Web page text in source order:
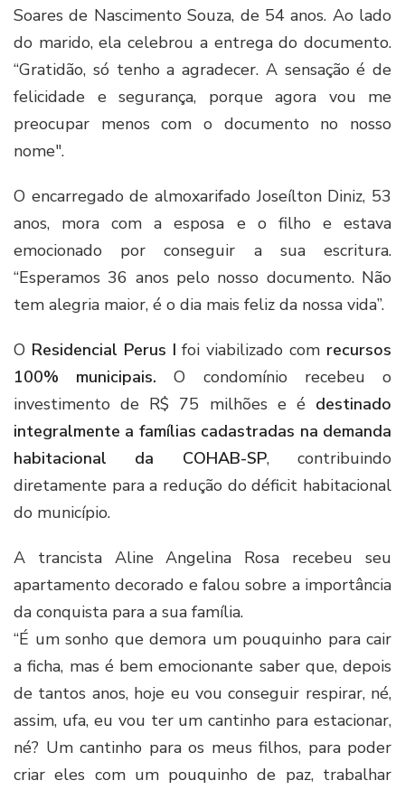
Soares de Nascimento Souza, de 54 anos. Ao lado
do marido, ela celebrou a entrega do documento.
“Gratidão, só tenho a agradecer. A sensação é de
felicidade e segurança, porque agora vou me
preocupar menos com o documento no nosso
nome".
O encarregado de almoxarifado Joseílton Diniz, 53
anos, mora com a esposa e o filho e estava
emocionado por conseguir a sua escritura.
“Esperamos 36 anos pelo nosso documento. Não
tem alegria maior, é o dia mais feliz da nossa vida”.
O Residencial Perus Ifoi viabilizado com recursos
100% municipais.O condomínio recebeu o
investimento de R$ 75 milhões e édestinado
integralmente a famílias cadastradas na demanda
habitacional da COHAB-SP, contribuindo
diretamente para a redução do déficit habitacional
do município.
A trancista Aline Angelina Rosa recebeu seu
apartamento decorado e falou sobre a importância
da conquista para a sua família.
“É um sonho que demora um pouquinho para cair
a ficha, mas é bem emocionante saber que, depois
de tantos anos, hoje eu vou conseguir respirar, né,
assim, ufa, eu vou ter um cantinho para estacionar,
né? Um cantinho para os meus filhos, para poder
criar eles com um pouquinho de paz, trabalhar